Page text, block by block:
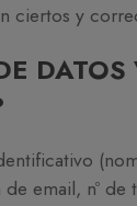
ciertos y
DATOS
email, nº de